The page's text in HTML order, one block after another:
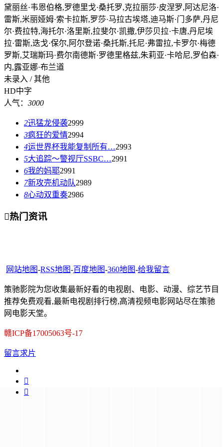
黛丽丝·韦恩伯格,罗德里戈·桑托罗,克拉丽莎·皮涅罗,阿达尼洛·
雷斯,米丽娅姆·索卡拉斯,罗莎·马拉古埃塔,迪马斯·门多萨,丹尼
尔·费拉特,海托尔·洛里斯,拉斐尔·凯撒,伊莎贝拉·卡唐,丹尼埃
拉·雷斯,迭戈·保尔,阿尔登诺·桑托斯,托尼·弗雷拉,卡罗尔·梅德
罗斯,艾瑞斯玛·费尔南德斯·罗德里格兹,朱莉亚·卡哈尼,罗伯森·
内,露亚娜·布兰道
未录入 / 其他
HD中字
人气： 3000
2迅猛龙侵袭2999
3疯狂的爱情2994
4运世界杯我能复制所有…2993
5大追踪〜警视厅SSBC…2991
6我的妈耶2991
7新攻壳机动队2989
8心动双重奏2986
热门资讯
网站地图-RSS地图-百度地图-360地图-给我留言
策驰影院为您收集最新好看的电视剧、电影、动漫、综艺节目
推荐免费观看,最新电视剧排行榜,高清视频电影网站尽在策驰
网电影天堂。
赣ICP备17005063号-17
留言求片

